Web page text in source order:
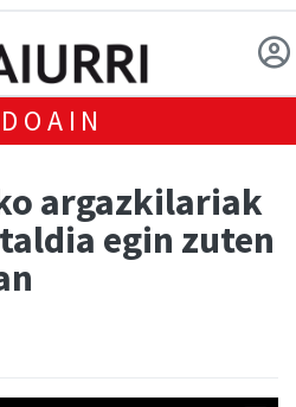
argazkilariak
egin zuten